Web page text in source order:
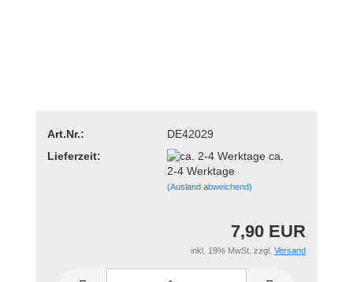
Art.Nr.:
DE42029
Lieferzeit:
ca.
2-4 Werktage
(Ausland abweichend)
7,90 EUR
inkl. 19% MwSt. zzgl. Versand